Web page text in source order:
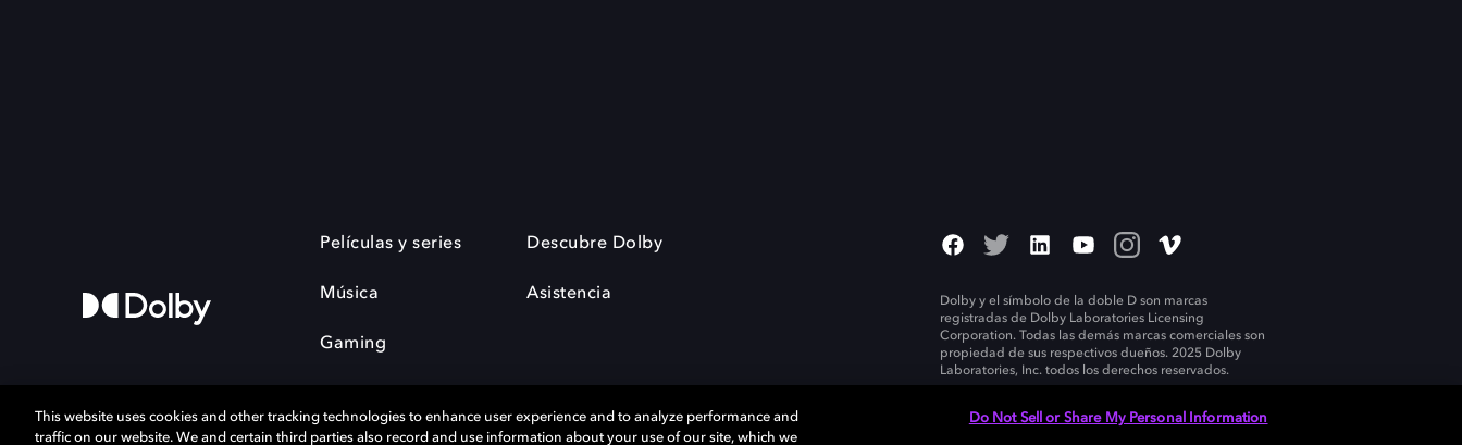
Películas y series
Música
Gaming
Descubre Dolby
Asistencia
Dolby y el símbolo de la doble D son marcas
registradas de Dolby Laboratories Licensing
Corporation. Todas las demás marcas comerciales son
propiedad de sus respectivos dueños. 2025 Dolby
Laboratories, Inc. todos los derechos reservados.
This website uses cookies and other tracking technologies to enhance user experience and to analyze performance and
traffic on our website. We and certain third parties also record and use information about your use of our site, which we
Do Not Sell or Share My Personal Information